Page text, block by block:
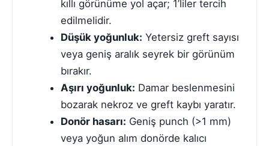
kıllı görünüme yol açar; 1’liler tercih
edilmelidir.
Düşük yoğunluk: Yetersiz greft sayısı
veya geniş aralık seyrek bir görünüm
bırakır.
Aşırı yoğunluk: Damar beslenmesini
bozarak nekroz ve greft kaybı yaratır.
Donör hasarı: Geniş punch (>1 mm)
veya yoğun alım donörde kalıcı